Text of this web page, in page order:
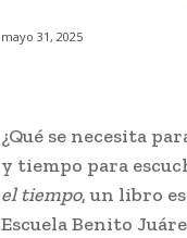
mayo 31, 2025
¿Qué se necesita
y tiempo para
el tiempo, un libro
Escuela Benito